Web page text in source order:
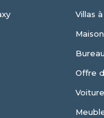
Villas
Offre